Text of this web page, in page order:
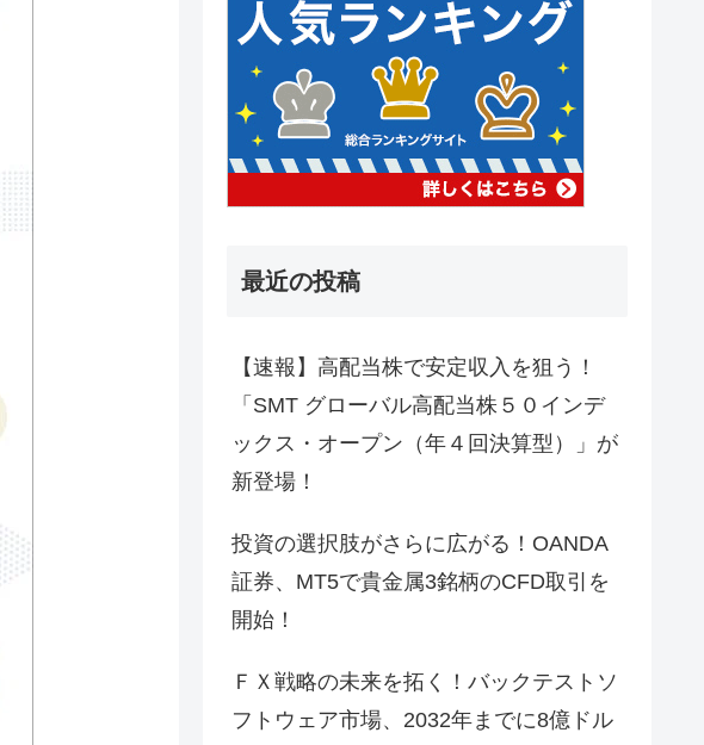
最近の投稿
【速報】高配当株で安定収入を狙う！
「SMT グローバル高配当株５０インデ
ックス・オープン（年４回決算型）」が
新登場！
投資の選択肢がさらに広がる！OANDA
証券、MT5で貴金属3銘柄のCFD取引を
開始！
ＦＸ戦略の未来を拓く！バックテストソ
フトウェア市場、2032年までに8億ドル